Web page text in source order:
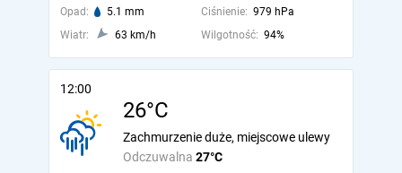
Opad: 5.1 mm Ciśnienie: 979 hPa
Wiatr:
63 km/h Wilgotność: 94%
12:00
26°C
Odczuwalna 27°C
Zachmurzenie duże, miejscowe ulewy